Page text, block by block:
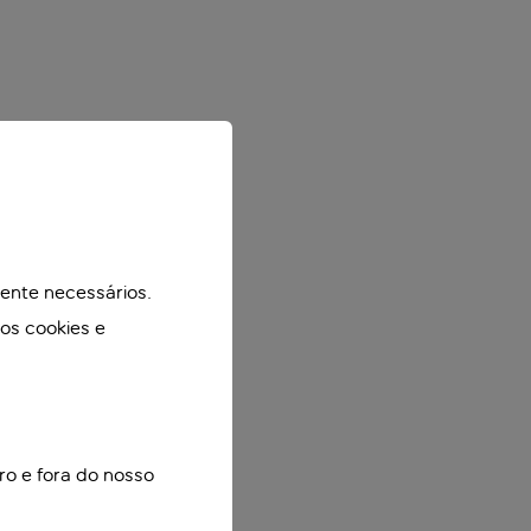
necessários.
cookies e
e fora do nosso